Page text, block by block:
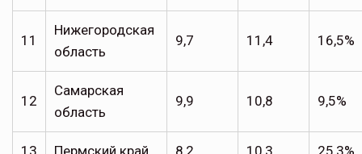
11
Нижегородская
область
9,7 11,4 16,5%
12
Самарская
область
9,9 10,8 9,5%
13 Пермский край 8,2 10,3 25,3%